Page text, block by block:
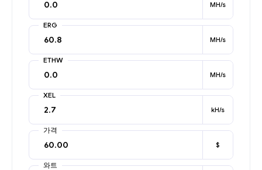
MH/s
ERG
MH/s
ETHW
MH/s
XEL
kH/s
가격
$
와트